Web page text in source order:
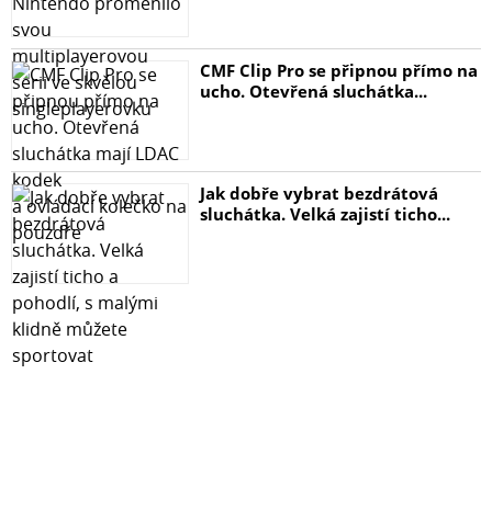
CMF Clip Pro se připnou přímo na
ucho. Otevřená sluchátka...
Jak dobře vybrat bezdrátová
sluchátka. Velká zajistí ticho...